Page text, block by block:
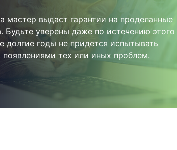
мастер выдаст гарантии на проделанные
Будьте уверены даже по истечению этого
долгие годы не придется испытывать
тех или иных проблем.